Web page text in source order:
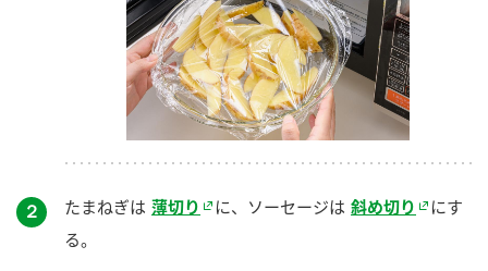
２ たまねぎは 薄切り に、ソーセージは 斜め切り
にす
る。